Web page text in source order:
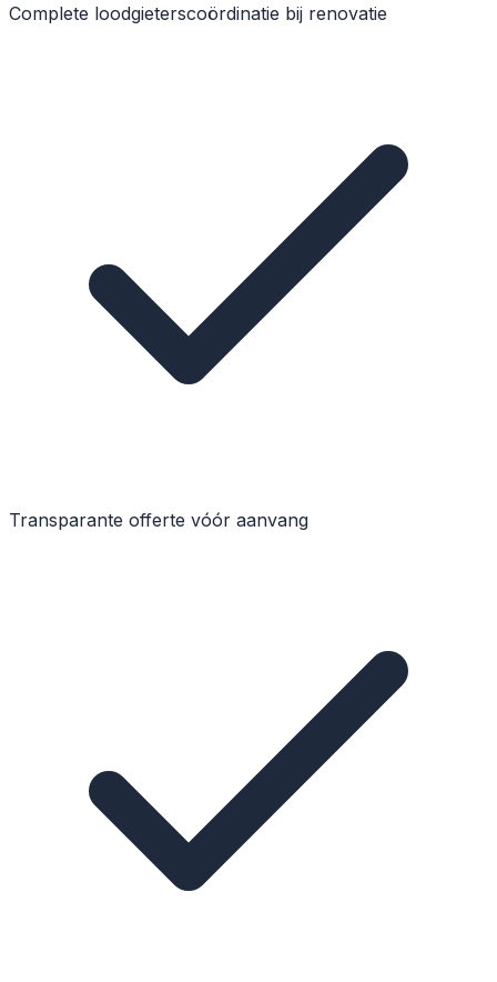
Complete loodgieterscoördinatie bij renovatie
Transparante offerte vóór aanvang